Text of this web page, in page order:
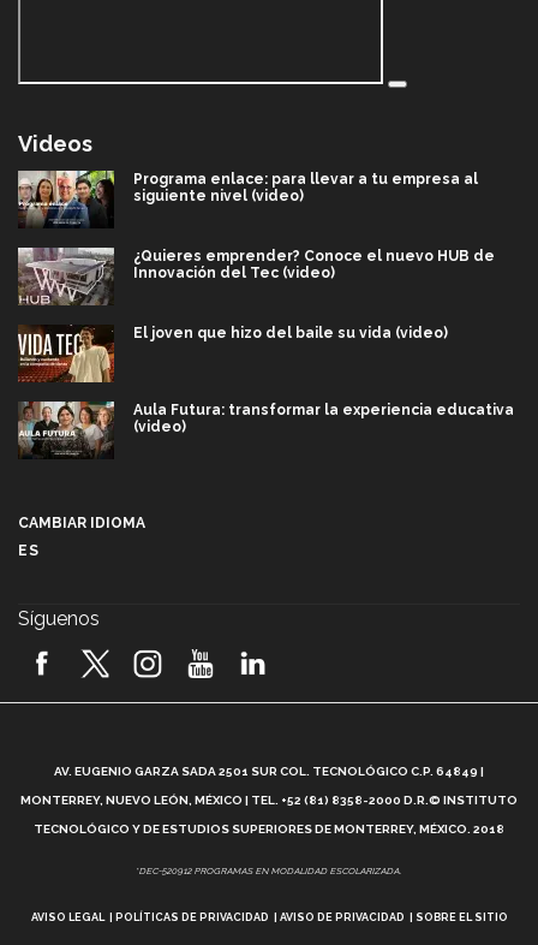
Videos
Programa enlace: para llevar a tu empresa al
siguiente nivel (video)
¿Quieres emprender? Conoce el nuevo HUB de
Innovación del Tec (video)
El joven que hizo del baile su vida (video)
Aula Futura: transformar la experiencia educativa
(video)
2026! (video)
¿Cómo es el Modelo Educativo Tec? (video)
Vida Tec: Feminismo e Inteligencia Artificial, Paola
CAMBIAR IDIOMA
ES
Síguenos
AV. EUGENIO GARZA SADA 2501 SUR COL. TECNOLÓGICO C.P. 64849 |
MONTERREY, NUEVO LEÓN, MÉXICO | TEL. +52 (81) 8358-2000 D.R.© INSTITUTO
TECNOLÓGICO Y DE ESTUDIOS SUPERIORES DE MONTERREY, MÉXICO. 2018
*DEC-520912 PROGRAMAS EN MODALIDAD ESCOLARIZADA.
AVISO LEGAL POLÍTICAS DE PRIVACIDAD AVISO DE PRIVACIDAD SOBRE EL SITIO